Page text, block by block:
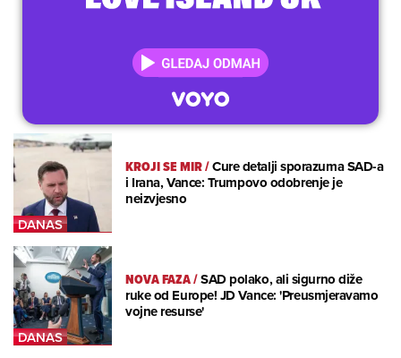
KROJI SE MIR/Cure detalji sporazuma SAD-a
i Irana, Vance: Trumpovo odobrenje je
neizvjesno
NOVA FAZA/SAD polako, ali sigurno diže
ruke od Europe! JD Vance: 'Preusmjeravamo
vojne resurse'